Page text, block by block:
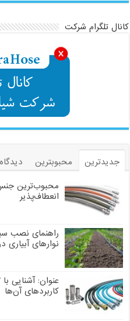
کانال تلگرام شرکت
جدیدترین محبوبترین
محبوب‌ترین
انعطاف‌پذیر
راهنمای نصب
نوارهای
کاربردهای آن‌ها